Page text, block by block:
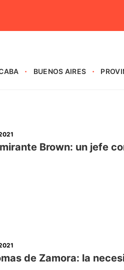
BUENOS AIRES
Brown: un jefe
de Zamora: la